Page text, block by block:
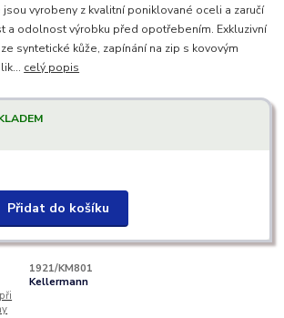
vyrobeny z kvalitní poniklované oceli a zaručí
a odolnost výrobku před opotřebením. Exkluzivní
syntetické kůže, zapínání na zip s kovovým
celý popis
Přidat do košíku
1921/KM801
Kellermann